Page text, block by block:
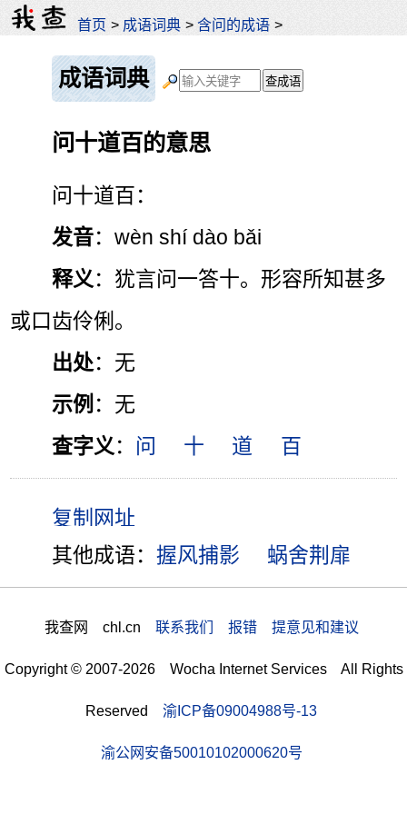
首页 > 成语词典 >含问的成语 >
成语词典
问十道百的意思
问十道百：
发音：wèn shí dào bǎi
释义 ：犹言问一答十。形容所知甚多
或口齿伶俐。
出处：无
示例 ：无
查字义 ： 问 十 道 百
其他成语：握风捕影 蜗舍荆扉
我查网 chl.cn 联系我们 报错 提意见和建议
Copyright © 2007-2026 Wocha Internet Services All Rights
Reserved 渝ICP备09004988号-13
渝公网安备50010102000620号